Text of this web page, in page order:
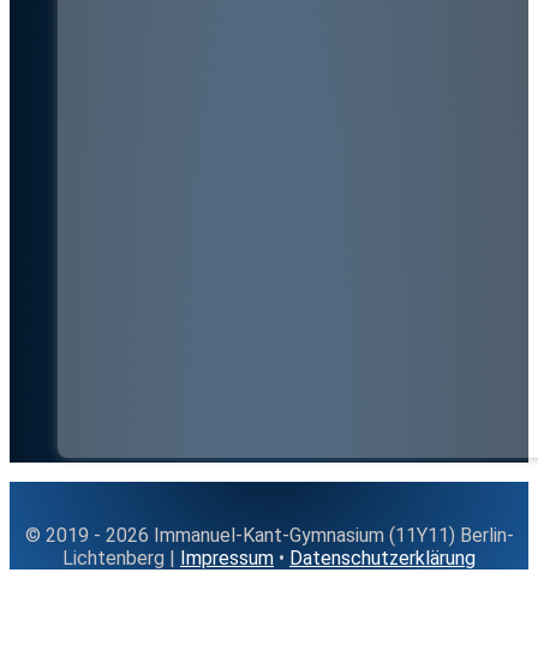
© 2019 - 2026 Immanuel-Kant-Gymnasium (11Y11) Berlin-
Lichtenberg | Impressum • Datenschutzerklärung